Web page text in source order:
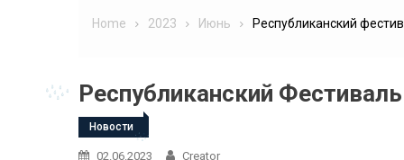
Home 2023 Июнь Республиканский
Республиканский
Новости
02.06.2023 Creator